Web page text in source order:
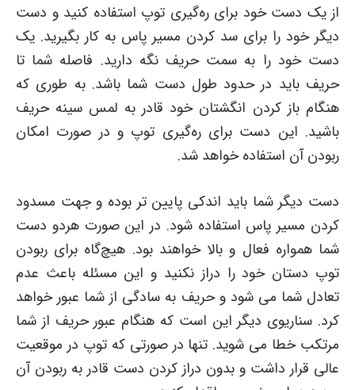
از یک دست خود برای ره‌گیری توپ استفاده کنید و دست
دیگر خود را برای سد کردن مسیر پاس به کار بگیرید. یک
دست خود را به سمت حریف نگه دارید. فاصله شما تا
حریف باید در حدود طول دست شما باشد. به طوری که
هنگام باز کردن انگشتان خود قادر به لمس سینه حریف
باشید. این دست برای ره‌گیری توپ و در صورت امکان
ربودن آن استفاده خواهد شد.
دست دیگر شما باید اندکی پایین تر بوده و جهت مسدود
کردن مسیر پاس استفاده شود. در این صورت هردو دست
شما همواره فعال و بالا خواهند بود. هیچ‌گاه برای ربودن
توپ دستان خود را دراز نکنید و این مسئله باعث عدم
تعادل شما می شود و حریف به سادگی از شما عبور خواهد
کرد. سناریوی دیگر این است که هنگام عبور حریف از شما
مرتکب خطا می شوید. تنها در صورتی که توپ در موقعیت
عالی قرار داشت و بدون دراز کردن دست قادر به ربودن آن